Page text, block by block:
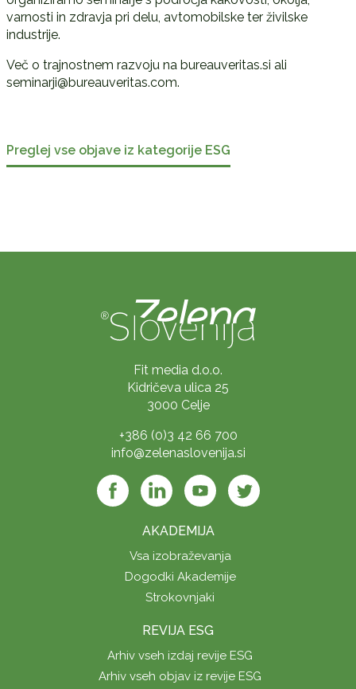
varnosti in zdravja pri delu, avtomobilske ter živilske
industrije.
Več o trajnostnem razvoju na bureauveritas.si ali
seminarji@bureauveritas.com.
Preglej vse objave iz kategorije ESG
Fit media d.o.o.
Kidričeva ulica 25
3000 Celje
+386 (0)3 42 66 700
info@zelenaslovenija.si
AKADEMIJA
Vsa izobraževanja
Dogodki Akademije
Strokovnjaki
REVIJA ESG
Arhiv vseh izdaj revije ESG
Arhiv vseh objav iz revije ESG